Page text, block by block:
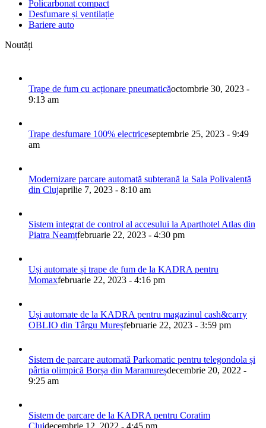
Policarbonat compact
Desfumare și ventilație
Bariere auto
Noutăți
Trape de fum cu acționare pneumaticăoctombrie 30, 2023 -
9:13 am
Trape desfumare 100% electriceseptembrie 25, 2023 - 9:49
am
Modernizare parcare automată subterană la Sala Polivalentă
din Clujaprilie 7, 2023 - 8:10 am
Sistem integrat de control al accesului la Aparthotel Atlas din
Piatra Neamțfebruarie 22, 2023 - 4:30 pm
Uși automate și trape de fum de la KADRA pentru
Momaxfebruarie 22, 2023 - 4:16 pm
Uși automate de la KADRA pentru magazinul cash&carry
OBLIO din Târgu Mureșfebruarie 22, 2023 - 3:59 pm
Sistem de parcare automată Parkomatic pentru telegondola și
pârtia olimpică Borșa din Maramureșdecembrie 20, 2022 -
9:25 am
Sistem de parcare de la KADRA pentru Coratim
Clujdecembrie 12, 2022 - 4:45 pm